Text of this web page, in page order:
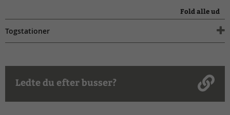
Fold alle ud
Togstationer
Ledte du efter busser?